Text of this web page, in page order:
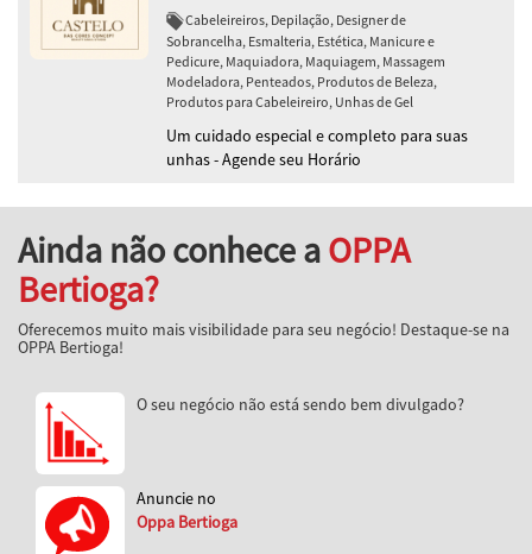
Cabeleireiros, Depilação, Designer de
Sobrancelha, Esmalteria, Estética, Manicure e
Pedicure, Maquiadora, Maquiagem, Massagem
Modeladora, Penteados, Produtos de Beleza,
Produtos para Cabeleireiro, Unhas de Gel
Um cuidado especial e completo para suas
unhas - Agende seu Horário
Ainda não conhece aOPPA
Bertioga?
Oferecemos muito mais visibilidade para seu negócio! Destaque-se na
OPPA Bertioga!
O seu negócio não está sendo bem divulgado?
Anuncie no
Oppa Bertioga